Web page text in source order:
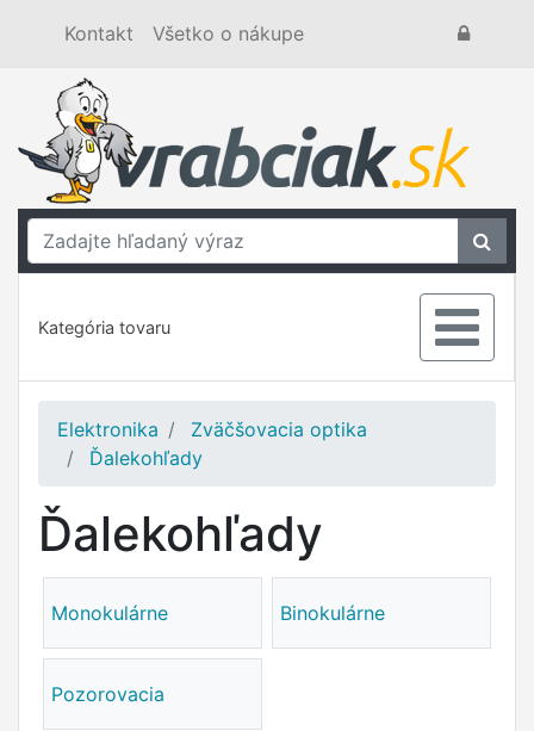
Kontakt Všetko o nákupe
Kategória tovaru
Elektronika
Zväčšovacia optika
Ďalekohľady
Ďalekohľady
Monokulárne Binokulárne
Pozorovacia